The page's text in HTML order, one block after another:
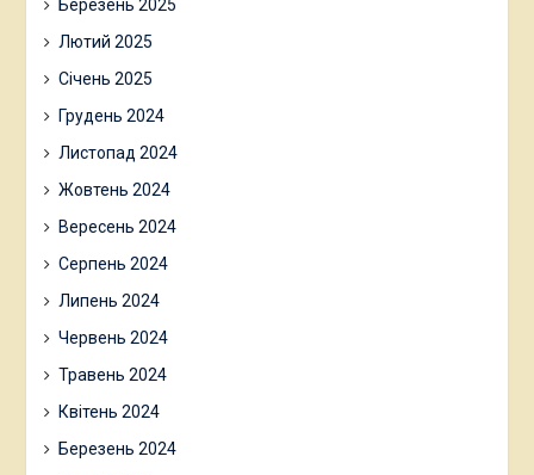
Березень 2025
Лютий 2025
Січень 2025
Грудень 2024
Листопад 2024
Жовтень 2024
Вересень 2024
Серпень 2024
Липень 2024
Червень 2024
Травень 2024
Квітень 2024
Березень 2024